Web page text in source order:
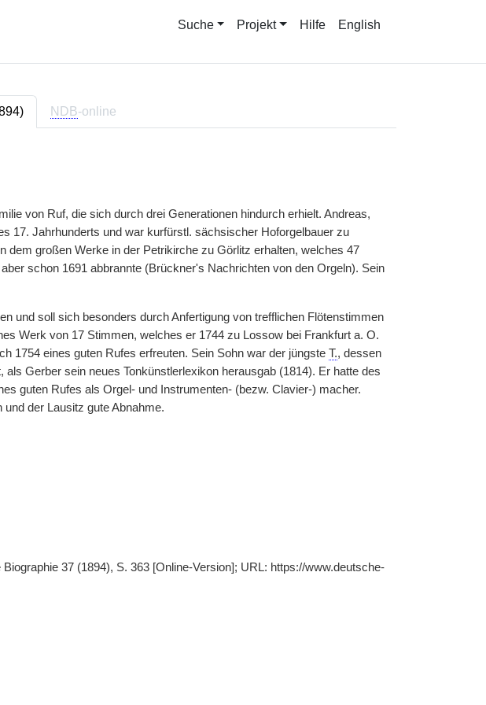
Suche Projekt Hilfe English
NDB-online
von Ruf, die sich durch drei Generationen hindurch erhielt. Andreas,
17. Jahrhunderts und war kurfürstl. sächsischer Hoforgelbauer zu
dem großen Werke in der Petrikirche zu Görlitz erhalten, welches 47
schon 1691 abbrannte (Brückner's Nachrichten von den Orgeln). Sein
und soll sich besonders durch Anfertigung von trefflichen Flötenstimmen
Werk von 17 Stimmen, welches er 1744 zu Lossow bei Frankfurt a. O.
1754 eines guten Rufes erfreuten. Sein Sohn war der jüngste T., dessen
Gerber sein neues Tonkünstlerlexikon herausgab (1814). Er hatte des
guten Rufes als Orgel- und Instrumenten- (bezw. Clavier-) macher.
der Lausitz gute Abnahme.
37 (1894), S. 363 [Online-Version]; URL: https://www.deutsche-